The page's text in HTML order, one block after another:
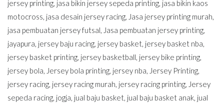
jersey printing, jasa bikin jersey sepeda printing, jasa bikin kaos
motocross, jasa desain jersey racing, Jasa jersey printing murah,
jasa pembuatan jersey futsal, Jasa pembuatan jersey printing,
jayapura, jersey baju racing, jersey basket, jersey basket nba,
jersey basket printing, jersey basketball, jersey bike printing,
jersey bola, Jersey bola printing, jersey nba, Jersey Printing,
jersey racing, jersey racing murah, jersey racing printing, Jersey
sepeda racing, jogja, jual baju basket, jual baju basket anak, jual